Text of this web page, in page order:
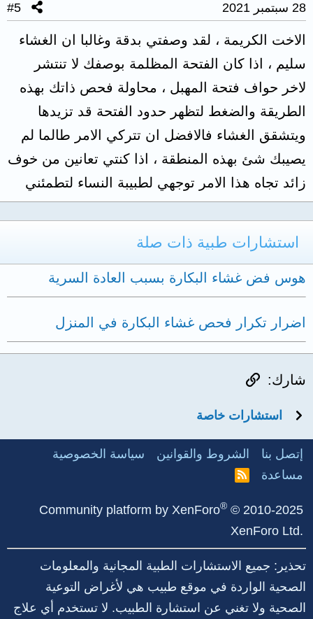
28 سبتمبر 2021 #5
الاخت الكريمة ، لقد وصفتي بدقة وغالبا ان الغشاء
سليم ، اذا كان الفتحة المظلمة بوصفك لا تنتشر
لاخر حواف فتحة المهبل ، محاولة فحص ذاتك بهذه
الطريقة والضغط لتظهر حدود الفتحة قد تزيدها
ويتشقق الغشاء فالافضل ان تتركي الامر طالما لم
يصيبك شئ بهذه المنطقة ، اذا كنتي تعانين من خوف
زائد تجاه هذا الامر توجهي لطبيبة النساء لتطمئني
استشارات طبية ذات صلة
هوس فض غشاء البكارة بسبب العادة السرية
اضرار تكرار فحص غشاء البكارة في المنزل
شارك: الرابط
استشارات خاصة
إتصل بنا الشروط والقوانين
سياسة الخصوصية
مساعدة
R
Community platform by XenForo® © 2010-2025
XenForo Ltd.
تحذير: جميع الاستشارات الطبية المجانية والمعلومات
الصحية الواردة في موقع طبيب هي لأغراض التوعية
الصحية ولا تغني عن استشارة الطبيب. لا تستخدم أي علاج